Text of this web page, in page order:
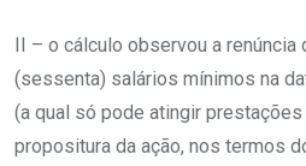
II – o cálculo observou a
(sessenta) salários mínimos na
(a qual só pode atingir
propositura da ação, nos termos